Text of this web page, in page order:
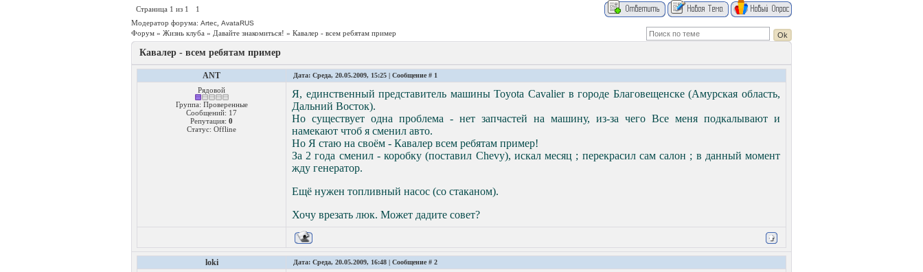
Страница 1 из 1
1
Модератор форума: Artec AvataRUS
Форум » Жизнь клуба » Давайте знакомиться! » Кавалер - всем ребятам пример
Кавалер - всем ребятам пример
ANT Дата: Среда, 20.05.2009, 15:25 | Сообщение # 1
Рядовой
Группа: Проверенные
Сообщений: 17
Репутация: 0
Статус: Offline
Я, единственный представитель машины Toyota Cavalier в городе Благовещенске (Амурская область,
Дальний Восток).
Но существует одна проблема - нет запчастей на машину, из-за чего Все меня подкалывают и
намекают чтоб я сменил авто.
Но Я стаю на своём - Кавалер всем ребятам пример!
За 2 года сменил - коробку (поставил Chevy), искал месяц ; перекрасил сам салон ; в данный момент
жду генератор.
Ещё нужен топливный насос (со стаканом).
Хочу врезать люк. Может дадите совет?
loki Дата: Среда, 20.05.2009, 16:48 | Сообщение # 2